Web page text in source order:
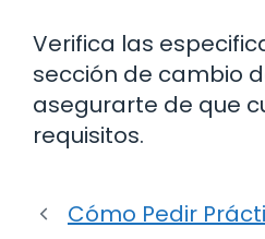
Verifica las
sección de cambio
asegurarte de que
requisitos.
Cómo Pedir